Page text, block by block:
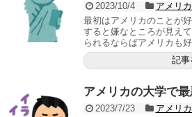
2023/10/4
アメリ
最初はアメリカのことが
すると嫌なところが見え
られるならばアメリカも
記事
アメリカの大学で
2023/7/23
アメリ